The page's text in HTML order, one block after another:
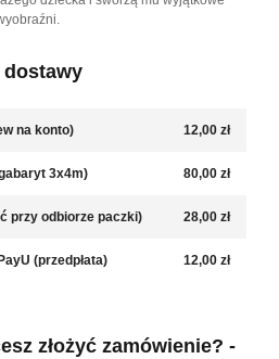
dostawy
na konto) 12,00 zł
3x4m) 80,00 zł
przy odbiorze paczki) 28,00 zł
(przedpłata) 12,00 zł
złożyć zamówienie? -